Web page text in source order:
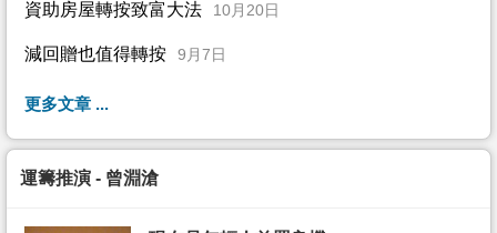
資助房屋轉按致富大法 10月20日
減回贈也值得轉按 9月7日
更多文章 ...
運籌推演 - 曾淵滄